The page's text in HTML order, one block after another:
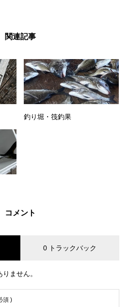
関連記事
釣り堀・筏釣果
コメント
0 トラックバック
ません。
須 )